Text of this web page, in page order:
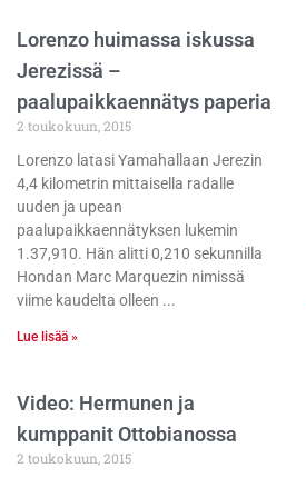
Lorenzo huimassa iskussa
Jerezissä –
paalupaikkaennätys paperia
2 toukokuun, 2015
Lorenzo latasi Yamahallaan Jerezin
4,4 kilometrin mittaisella radalle
uuden ja upean
paalupaikkaennätyksen lukemin
1.37,910. Hän alitti 0,210 sekunnilla
Hondan Marc Marquezin nimissä
viime kaudelta olleen
Lue lisää »
Video: Hermunen ja
kumppanit Ottobianossa
2 toukokuun, 2015